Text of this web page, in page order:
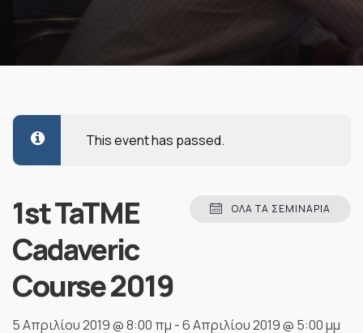
This event has passed.
ΌΛΑ ΤΑ ΣΕΜΙΝΆΡΙΑ
1st TaTME
Cadaveric
Course 2019
5 Απριλίου 2019 @ 8:00 πμ -6 Απριλίου 2019 @ 5:00 μμ